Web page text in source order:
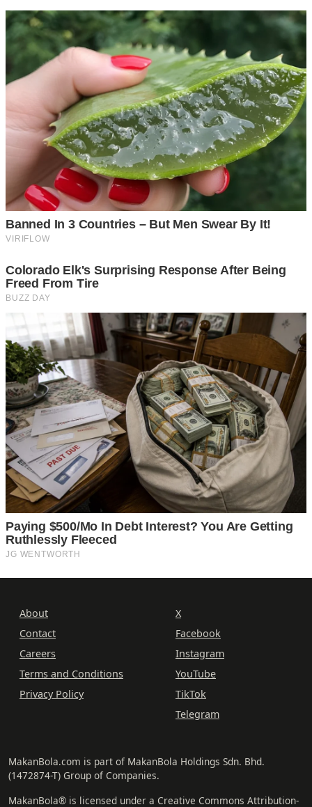
About
Contact
Careers
Terms and Conditions
Privacy Policy
X
Facebook
Instagram
YouTube
TikTok
Telegram
MakanBola.com is part of MakanBola Holdings Sdn. Bhd.
(1472874-T) Group of Companies.
MakanBola® is licensed under a Creative Commons Attribution-